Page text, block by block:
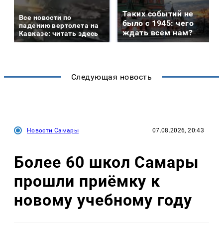
Все новости по
падению вертолета на
Кавказе: читать здесь
Таких событий не
было с 1945: чего
ждать всем нам?
Следующая новость
Новости Самары 07.08.2026, 20:43
Более 60 школ Самары
прошли приёмку к
новому учебному году